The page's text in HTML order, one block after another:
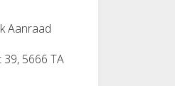
Aanraad
5666 TA